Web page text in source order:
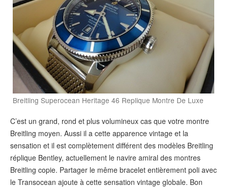
Breitling Superocean Heritage 46 Replique Montre De Luxe
C’est un grand, rond et plus volumineux cas que votre montre
Breitling moyen. Aussi il a cette apparence vintage et la
sensation et il est complètement différent des modèles Breitling
réplique Bentley, actuellement le navire amiral des montres
Breitling copie. Partager le même bracelet entièrement poli avec
le Transocean ajoute à cette sensation vintage globale. Bon